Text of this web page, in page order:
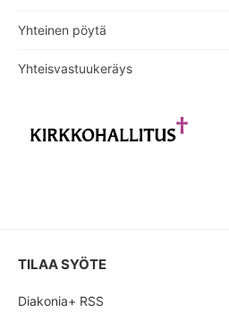
Yhteinen pöytä
Yhteisvastuukeräys
TILAA SYÖTE
Diakonia+ RSS